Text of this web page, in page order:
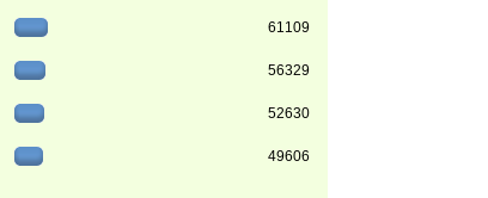
61109
56329
52630
49606